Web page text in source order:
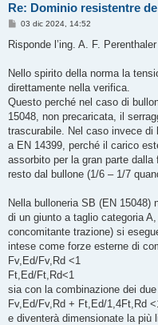
Re: Dominio resistentre
M
s
g
i
o
03 dic 2024, 14:52
Risponde l’ing. A. F. Perenthaler
Nello spirito della norma la
direttamente nella verifica.
Questo perché nel caso di
15048, non precaricata, il
trascurabile. Nel caso invece di
a EN 14399, perché il carico
assorbito per la gran parte
resto dal bullone (1/6 – 1/7
Nella bulloneria SB (EN 15048)
di un giunto a taglio categoria
concomitante trazione) si
intese come forze esterne di
Fv,Ed/Fv,Rd <1
Ft,Ed/Ft,Rd<1
sia con la combinazione dei
Fv,Ed/Fv,Rd + Ft,Ed/1,4Ft,Rd
e diventerà dimensionate la più